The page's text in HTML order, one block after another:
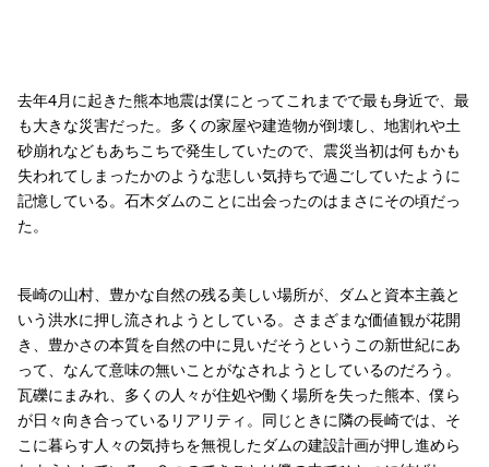
去年4月に起きた熊本地震は僕にとってこれまでで最も身近で、最
も大きな災害だった。多くの家屋や建造物が倒壊し、地割れや土
砂崩れなどもあちこちで発生していたので、震災当初は何もかも
失われてしまったかのような悲しい気持ちで過ごしていたように
記憶している。石木ダムのことに出会ったのはまさにその頃だっ
た。
長崎の山村、豊かな自然の残る美しい場所が、ダムと資本主義と
いう洪水に押し流されようとしている。さまざまな価値観が花開
き、豊かさの本質を自然の中に見いだそうというこの新世紀にあ
って、なんて意味の無いことがなされようとしているのだろう。
瓦礫にまみれ、多くの人々が住処や働く場所を失った熊本、僕ら
が日々向き合っているリアリティ。同じときに隣の長崎では、そ
こに暮らす人々の気持ちを無視したダムの建設計画が押し進めら